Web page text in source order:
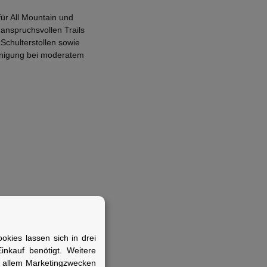
All Mountain und
Trails
sowie
bei moderatem
lassen sich in drei
benötigt. Weitere
Marketingzwecken